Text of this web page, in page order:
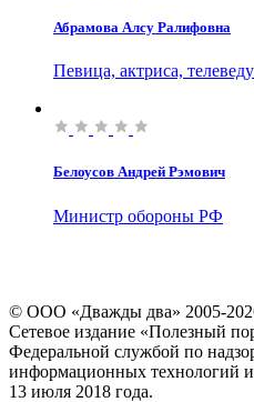
Абрамова Алсу Ралифовна
Певица, актриса,
Белоусов Андрей Рэмович
Министр обороны РФ
© ООО «Дважды два» 2005-
Сетевое издание «Полезный
Федеральной службой по
информационных технологий
13 июля 2018 года.